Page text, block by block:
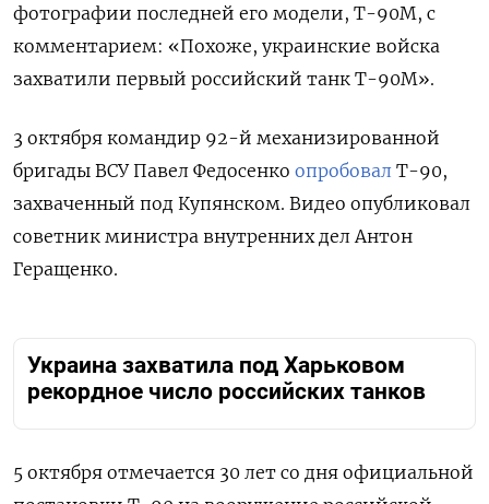
фотографии последней его модели, Т-90М, с
комментарием: «Похоже, украинские войска
захватили первый российский танк Т-90М».
3 октября командир 92-й механизированной
бригады ВСУ Павел Федосенко опробовал Т-90,
захваченный под Купянском. Видео опубликовал
советник министра внутренних дел Антон
Геращенко.
Украина захватила под Харьковом
рекордное число российских танков
5 октября отмечается 30 лет со дня официальной